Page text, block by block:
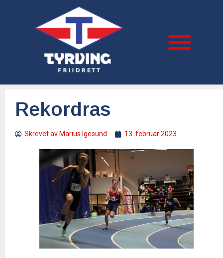
Rekordras
Skrevet av Marius Igesund 13. februar 2023